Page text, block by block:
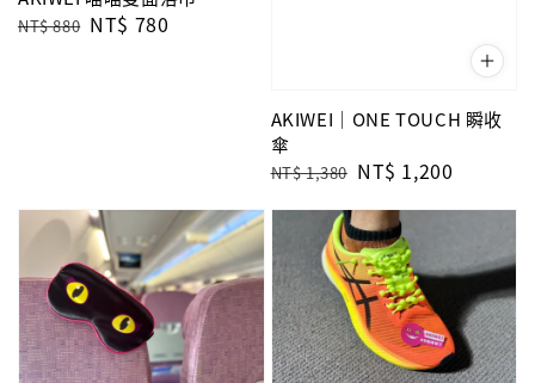
Regular
NT$ 880 Sale
NT$ 780
AKIWEI｜ONE TOUCH 瞬收
傘
Regular
NT$ 1,380 Sale
NT$ 1,200